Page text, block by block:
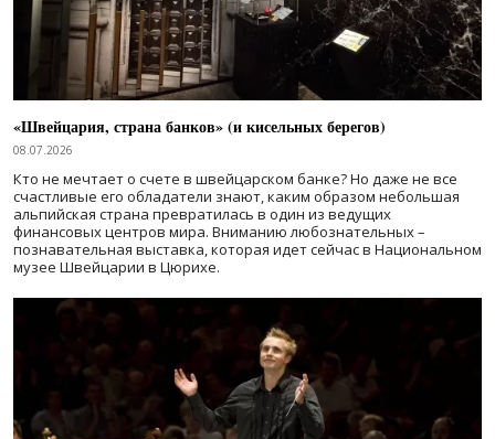
«Швейцария, страна банков» (и кисельных берегов)
08.07.2026
Кто не мечтает о счете в швейцарском банке? Но даже не все
счастливые его обладатели знают, каким образом небольшая
альпийская страна превратилась в один из ведущих
финансовых центров мира. Вниманию любознательных –
познавательная выставка, которая идет сейчас в Национальном
музее Швейцарии в Цюрихе.